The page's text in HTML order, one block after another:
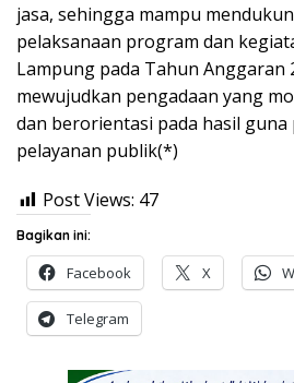
jasa, sehingga mampu
pelaksanaan program dan
Lampung pada Tahun Anggaran
mewujudkan pengadaan yang
dan berorientasi pada hasil
pelayanan publik(*)
Post Views: 47
Bagikan ini:
Facebook X
Telegram